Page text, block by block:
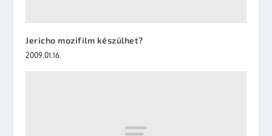
Jericho mozifilm készülhet?
2009.01.16.